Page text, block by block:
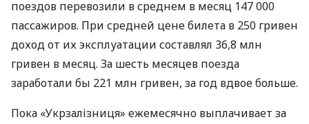
поездов перевозили в среднем в месяц 147 000
пассажиров. При средней цене билета в 250 гривен
доход от их эксплуатации составлял 36,8 млн
гривен в месяц. За шесть месяцев поезда
заработали бы 221 млн гривен, за год вдвое больше.
Пока «Укрзалізниця» ежемесячно выплачивает за